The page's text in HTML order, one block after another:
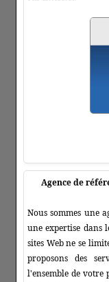
Agence de
Nous sommes une
une expertise dans
sites Web ne se
proposons des
l'ensemble de votre